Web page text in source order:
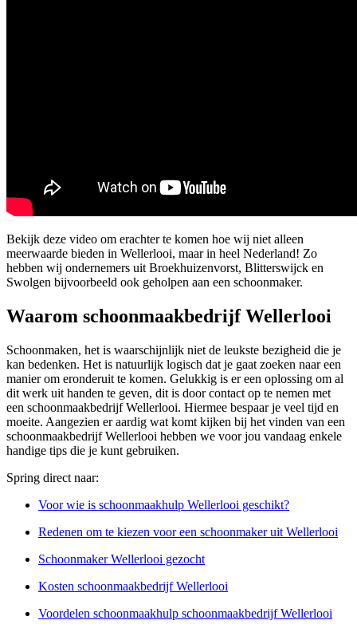
Bekijk deze video om erachter te komen hoe wij niet alleen
meerwaarde bieden in Wellerlooi, maar in heel Nederland! Zo
hebben wij ondernemers uit Broekhuizenvorst, Blitterswijck en
Swolgen bijvoorbeeld ook geholpen aan een schoonmaker.
Waarom schoonmaakbedrijf Wellerlooi
Schoonmaken, het is waarschijnlijk niet de leukste bezigheid die je
kan bedenken. Het is natuurlijk logisch dat je gaat zoeken naar een
manier om eronderuit te komen. Gelukkig is er een oplossing om al
dit werk uit handen te geven, dit is door contact op te nemen met
een schoonmaakbedrijf Wellerlooi. Hiermee bespaar je veel tijd en
moeite. Aangezien er aardig wat komt kijken bij het vinden van een
schoonmaakbedrijf Wellerlooi hebben we voor jou vandaag enkele
handige tips die je kunt gebruiken.
Spring direct naar:
Voor wie is schoonmaakhulp Wellerlooi geschikt?
Redenen om te kiezen voor een schoonmaker uit Wellerlooi
Schoonmaker Wellerlooi gezocht
Kosten schoonmaakbedrijf Wellerlooi
Voordelen schoonmaakhulp schoonmaakbedrijf Wellerlooi